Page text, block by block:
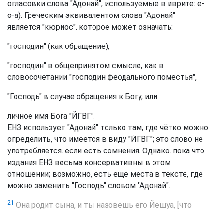
огласовки слова "Адонай", используемые в иврите: е-
о-а). Греческим эквивалентом слова "Адонай"
является "кюриос", которое может означать:
"господин" (как обращение),
"господин" в общепринятом смысле, как в
словосочетании "господин феодального поместья",
"Господь" в случае обращения к Богу, или
личное имя Бога "ЙГВГ'.
ЕНЗ использует "Адонай" только там, где чётко можно
определить, что имеется в виду "ЙГВГ"; это слово не
употребляется, если есть сомнения. Однако, пока что
издания ЕНЗ весьма консервативны в этом
отношении; возможно, есть ещё места в тексте, где
можно заменить "Господь" словом "Адонай".
21 Она родит сына, и ты назовёшь его Йешуа, [что